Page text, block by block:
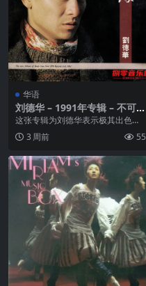
华语
刘德华 – 1991年专辑 – 不可不
信…缘 Flac
这张专辑为刘德华表示极其出色的1
991年划上一个美满的句号。这是
一个以慢歌为主的...
3 周前 55